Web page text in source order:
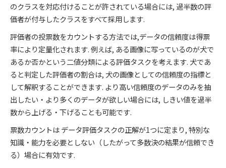
のクラスを対応付けることが許されている場合には, 過半数の評
価者が付与したクラスをすべて採用します.
評価者の投票数をカウントする方法では,データの信頼度は得票
率により定量化されます. 例えば, ある画像に写っているのが犬で
あるか否かという二値分類による評価タスクを考えます. 犬であ
ると判定した評価者の割合は, 犬の画像としての信頼度の指標と
して解釈することができます. より高い信頼度のデータのみを抽
出したい・より多くのデータが欲しい場合には, しきい値を過半
数から上げる・下げることも可能です.
票数カウントは データ評価タスクの正解が1つに定まり, 特別な
知識・能力を必要としない（したがって多数決の結果が信頼でき
る）場合に有効です.